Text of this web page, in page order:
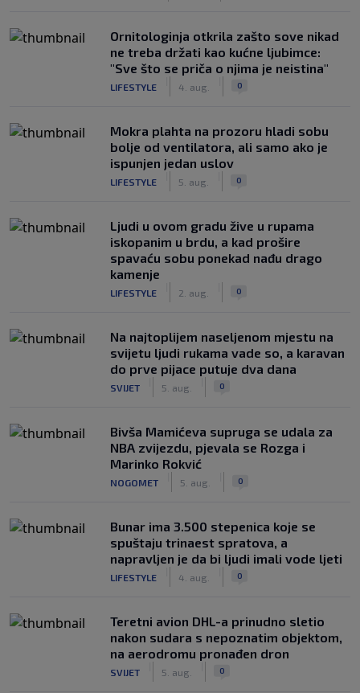
Ornitologinja otkrila zašto sove nikad
ne treba držati kao kućne ljubimce:
"Sve što se priča o njima je neistina"
LIFESTYLE 4. aug. 0
Mokra plahta na prozoru hladi sobu
bolje od ventilatora, ali samo ako je
ispunjen jedan uslov
LIFESTYLE 5. aug. 0
Ljudi u ovom gradu žive u rupama
iskopanim u brdu, a kad prošire
spavaću sobu ponekad nađu drago
kamenje
LIFESTYLE 2. aug. 0
Na najtoplijem naseljenom mjestu na
svijetu ljudi rukama vade so, a karavan
do prve pijace putuje dva dana
SVIJET 5. aug. 0
Bivša Mamićeva supruga se udala za
NBA zvijezdu, pjevala se Rozga i
Marinko Rokvić
NOGOMET 5. aug. 0
Bunar imа 3.500 stepenica koje se
spuštaju trinaest spratova, a
napravljen je da bi ljudi imali vode ljeti
LIFESTYLE 4. aug. 0
Teretni avion DHL-a prinudno sletio
nakon sudara s nepoznatim objektom,
na aerodromu pronađen dron
SVIJET 5. aug. 0